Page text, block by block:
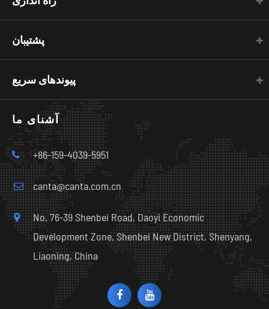
پشتیبان
پیوندهای سریع
آشنای ما
+86-159-4039-5951
canta@canta.com.cn
No. 76-39 Shenbei Road, Daoyi Economic
Development Zone, Shenbei New District, Shenyang,
Liaoning, China